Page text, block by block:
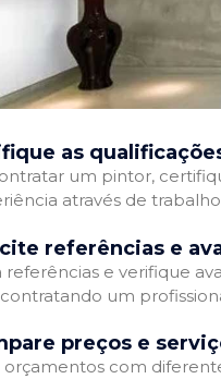
as
um pintor,
através de
referências e
referências e verifique
um
preços e
orçamentos com